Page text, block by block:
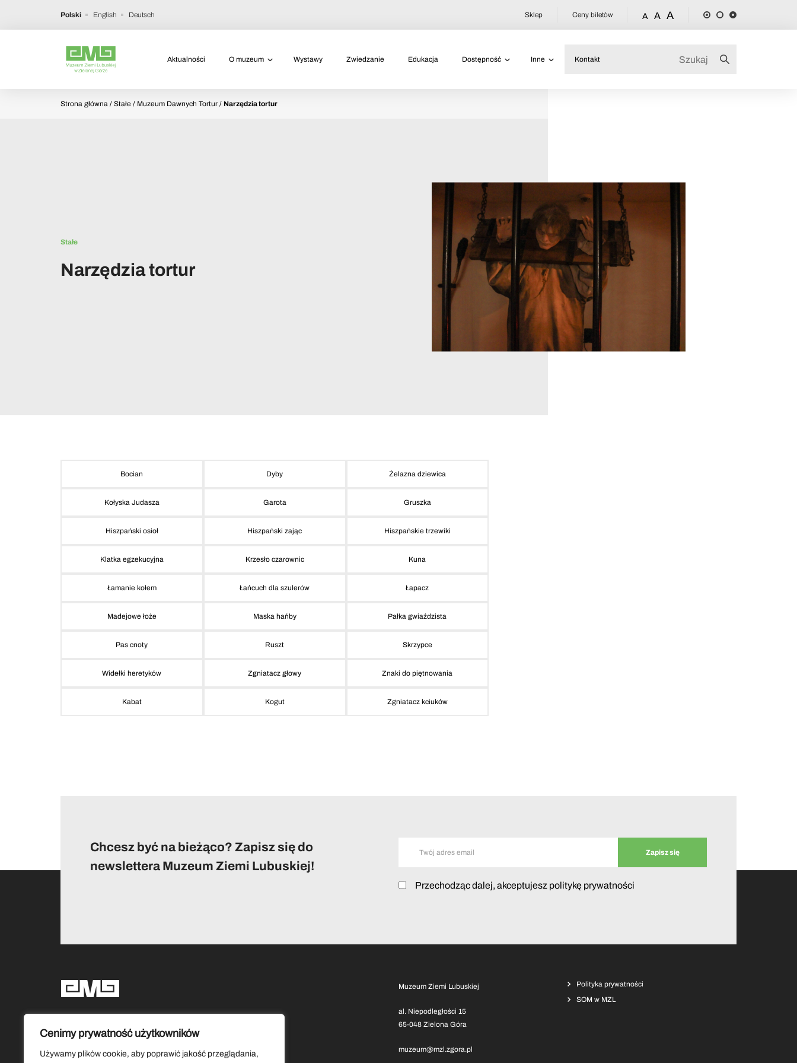
Cenimy prywatność użytkowników
Używamy plików cookie, aby poprawić jakość przeglądania,
Polski English Deutsch Sklep Ceny biletów A A A
Aktualności O muzeum Wystawy Zwiedzanie Edukacja Dostępność Inne Kontakt
Strona główna / Stałe / Muzeum Dawnych Tortur / Narzędzia tortur
Stałe
Narzędzia tortur
Bocian Dyby Żelazna dziewica
Kołyska Judasza Garota Gruszka
Hiszpański osioł Hiszpański zając Hiszpańskie trzewiki
Klatka egzekucyjna Krzesło czarownic Kuna
Łamanie kołem Łańcuch dla szulerów Łapacz
Madejowe łoże Maska hańby Pałka gwiaździsta
Pas cnoty Ruszt Skrzypce
Widełki heretyków Zgniatacz głowy Znaki do piętnowania
Kabat Kogut Zgniatacz kciuków
Chcesz być na bieżąco? Zapisz się do
newslettera Muzeum Ziemi Lubuskiej!
Przechodząc dalej, akceptujesz politykę prywatności
Muzeum Ziemi Lubuskiej
al. Niepodległości 15
65-048 Zielona Góra
muzeum@mzl.zgora.pl
Polityka prywatności
SOM w MZL